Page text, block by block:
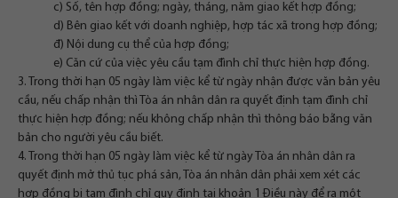
c) Số, tên hợp đồng; ngày, tháng, năm giao kết hợp đồng;
d) Bên giao kết với doanh nghiệp, hợp tác xã trong hợp đồng;
đ) Nội dung cụ thể của hợp đồng;
e) Căn cứ của việc yêu cầu tạm đình chỉ thực hiện hợp đồng.
3. Trong thời hạn 05 ngày làm việc kể từ ngày nhận được văn bản yêu
cầu, nếu chấp nhận thì Tòa án nhân dân ra quyết định tạm đình chỉ
thực hiện hợp đồng; nếu không chấp nhận thì thông báo bằng văn
bản cho người yêu cầu biết.
4. Trong thời hạn 05 ngày làm việc kể từ ngày Tòa án nhân dân ra
quyết định mở thủ tục phá sản, Tòa án nhân dân phải xem xét các
hợp đồng bị tạm đình chỉ quy định tại khoản 1 Điều này để ra một